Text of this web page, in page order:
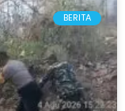
BERITA